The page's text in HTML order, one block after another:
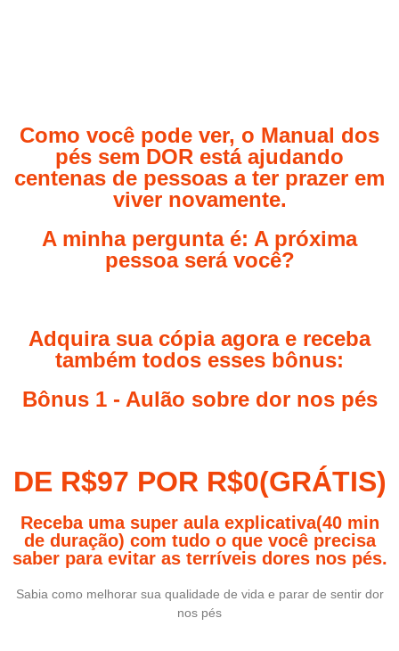
Como você pode ver, o Manual dos
pés sem DOR está ajudando
centenas de pessoas a ter prazer em
viver novamente.
A minha pergunta é: A próxima
pessoa será você?
Adquira sua cópia agora e receba
também todos esses bônus:
Bônus 1 - Aulão sobre dor nos pés
DE R$97 POR R$0(GRÁTIS)
Receba uma super aula explicativa(40 min
de duração) com tudo o que você precisa
saber para evitar as terríveis dores nos pés.
Sabia como melhorar sua qualidade de vida e parar de sentir dor
nos pés